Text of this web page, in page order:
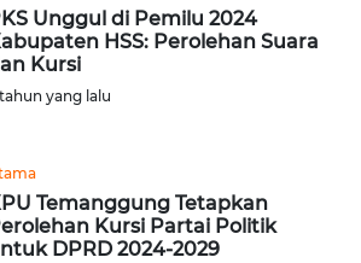
Unggul di Pemilu 2024
HSS: Perolehan Suara
Kursi
yang lalu
Temanggung Tetapkan
Kursi Partai Politik
DPRD 2024-2029